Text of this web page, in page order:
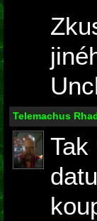
Telemachus
Tak